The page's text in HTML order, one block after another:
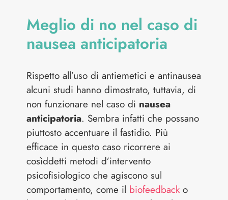
Meglio di no nel caso di
nausea anticipatoria
Rispetto all’uso di antiemetici e antinausea
alcuni studi hanno dimostrato, tuttavia, di
non funzionare nel caso di nausea
anticipatoria. Sembra infatti che possano
piuttosto accentuare il fastidio. Più
efficace in questo caso ricorrere ai
cosìddetti metodi d’intervento
psicofisiologico che agiscono sul
comportamento, come il biofeedbacko